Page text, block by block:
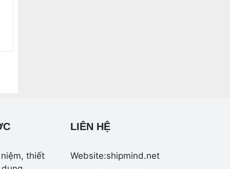
thiết
LIÊN HỆ
Website:shipmind.net